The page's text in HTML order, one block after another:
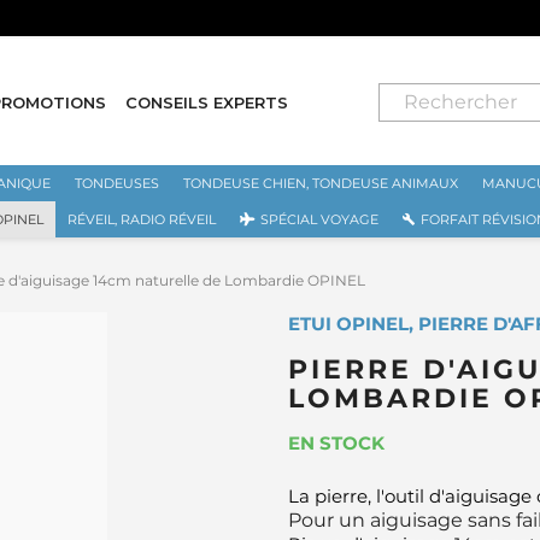
CONSEILS EXPERTS
TONDEUSES TONDEUSE CHIEN, TONDEUSE ANIMAUX
RÉVEIL, RADIO RÉVEIL SPÉCIAL VOYAGE FORFAIT
d'aiguisage 14cm naturelle de Lombardie OPINEL
ETUI OPINEL, PIERRE
PIERRE
LOMBARDIE
EN STOCK
La pierre, l'outil d'aiguisage
Pour un aiguisage sans